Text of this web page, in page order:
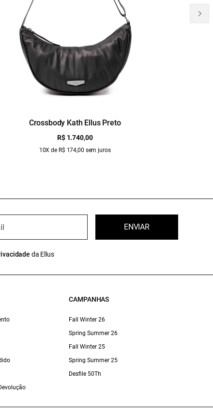
Crossbody Kath Ellus Preto
R$ 1.740,00
10X de R$ 174,00 sem juros
ENVIAR
da Ellus
CAMPANHAS
Fall Winter 26
Spring Summer 26
Fall Winter 25
Spring Summer 25
Desfile 50Th